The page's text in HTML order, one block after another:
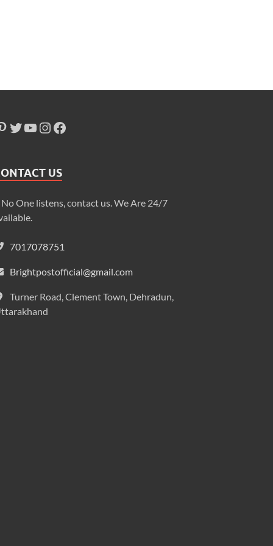
US
One listens, contact us. We Are 24/7
7017078751
Brightpostofficial@gmail.com
Turner Road, Clement Town, Dehradun,